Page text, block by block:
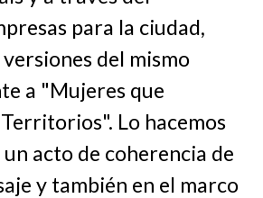
para la ciudad,
del mismo
a "Mujeres que
Lo hacemos
acto de coherencia de
y también en el marco